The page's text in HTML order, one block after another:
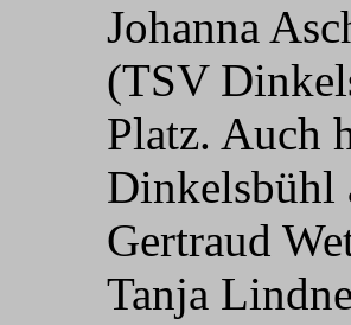
Johanna
(TSV
Platz. Auch
Dinkelsbühl
Gertraud
Tanja